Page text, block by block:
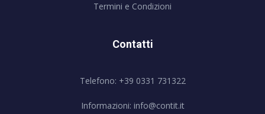
Termini e Condizioni
Contatti
Telefono: +39 0331 731322
Informazioni: info@contit.it